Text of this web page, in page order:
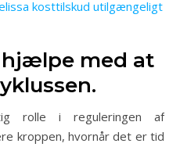
kosttilskud utilgængeligt
med at
rolle i reguleringen af
kroppen, hvornår det er tid